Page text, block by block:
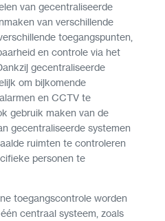
van gecentraliseerde
van verschillende
toegangspunten,
en controle via het
gecentraliseerde
om bijkomende
en CCTV te
gebruik maken van de
gecentraliseerde systemen
ruimten te controleren
personen te
toegangscontrole worden
centraal systeem, zoals